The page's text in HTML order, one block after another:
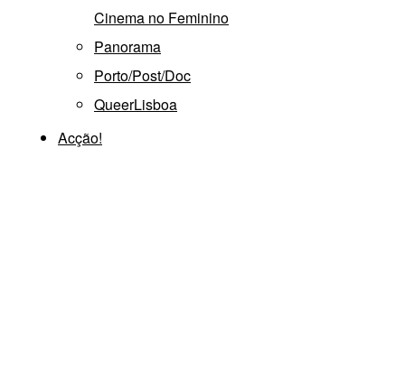
Cinema no Feminino
Panorama
Porto/Post/Doc
QueerLisboa
Acção!